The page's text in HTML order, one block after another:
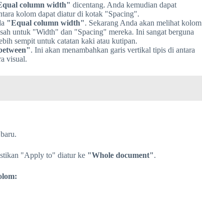
column width" dicentang. Anda kemudian dapat
kolom dapat diatur di kotak "Spacing".
"Equal column width". Sekarang Anda akan melihat kolom
untuk "Width" dan "Spacing" mereka. Ini sangat berguna
sempit untuk catatan kaki atau kutipan.
. Ini akan menambahkan garis vertikal tipis di antara
visual.
"Apply to" diatur ke "Whole document".